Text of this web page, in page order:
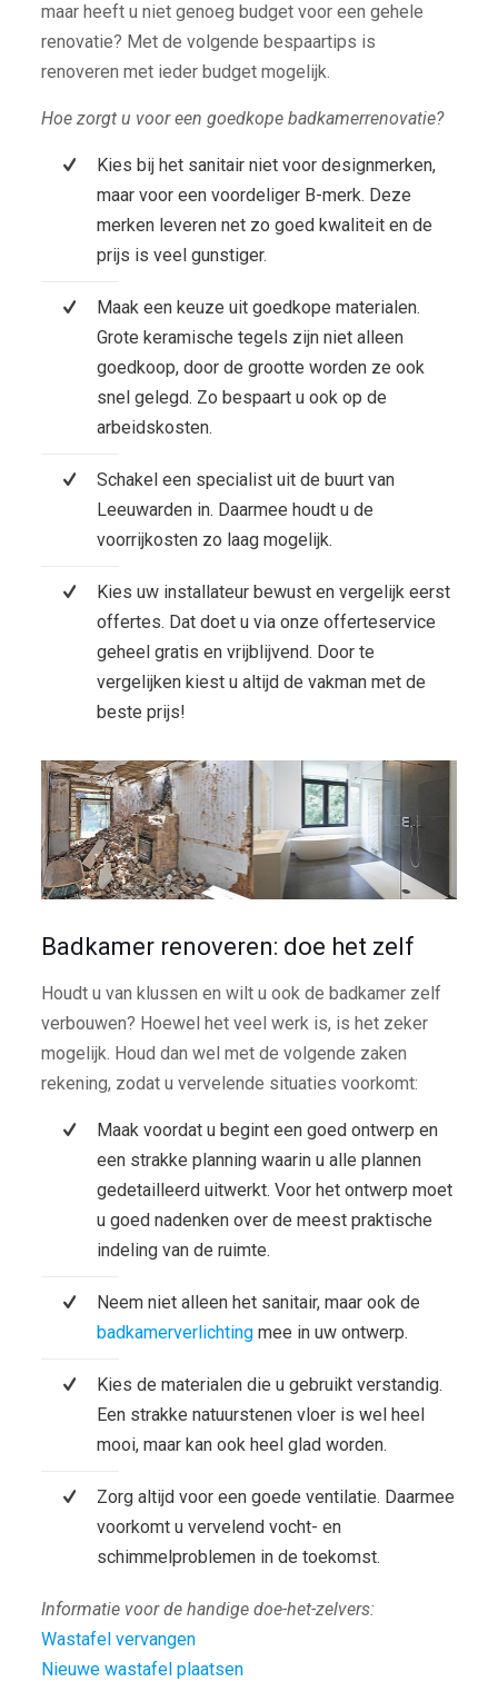
maar heeft u niet genoeg budget voor een gehele
renovatie? Met de volgende bespaartips is
renoveren met ieder budget mogelijk.
Hoe zorgt u voor een goedkope badkamerrenovatie?
Kies bij het sanitair niet voor designmerken,
maar voor een voordeliger B-merk. Deze
merken leveren net zo goed kwaliteit en de
prijs is veel gunstiger.
Maak een keuze uit goedkope materialen.
Grote keramische tegels zijn niet alleen
goedkoop, door de grootte worden ze ook
snel gelegd. Zo bespaart u ook op de
arbeidskosten.
Schakel een specialist uit de buurt van
Leeuwarden in. Daarmee houdt u de
voorrijkosten zo laag mogelijk.
Kies uw installateur bewust en vergelijk eerst
offertes. Dat doet u via onze offerteservice
geheel gratis en vrijblijvend. Door te
vergelijken kiest u altijd de vakman met de
beste prijs!
Badkamer renoveren: doe het zelf
Houdt u van klussen en wilt u ook de badkamer zelf
verbouwen? Hoewel het veel werk is, is het zeker
mogelijk. Houd dan wel met de volgende zaken
rekening, zodat u vervelende situaties voorkomt:
Maak voordat u begint een goed ontwerp en
een strakke planning waarin u alle plannen
gedetailleerd uitwerkt. Voor het ontwerp moet
u goed nadenken over de meest praktische
indeling van de ruimte.
Neem niet alleen het sanitair, maar ook de
badkamerverlichtingmee in uw ontwerp.
Kies de materialen die u gebruikt verstandig.
Een strakke natuurstenen vloer is wel heel
mooi, maar kan ook heel glad worden.
Zorg altijd voor een goede ventilatie. Daarmee
voorkomt u vervelend vocht- en
schimmelproblemen in de toekomst.
Informatie voor de handige doe-het-zelvers:
Wastafel vervangen
Nieuwe wastafel plaatsen